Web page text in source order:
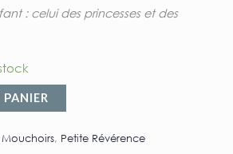
: celui des princesses et des
Mouchoirs, Petite Révérence